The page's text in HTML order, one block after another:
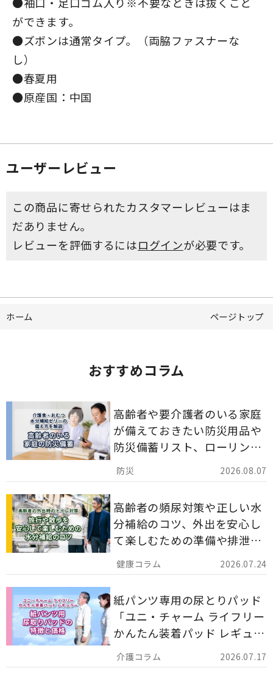
ができます。
●ズボンは通常タイプ。（両脇ファスナーな
し）
●春夏用
●原産国：中国
ユーザーレビュー
この商品に寄せられたカスタマーレビューはま
だありません。
レビューを評価するにはログインが必要です。
ホーム ページトップ
おすすめコラム
2026.08.07
高齢者や要介護者のいる家庭
が備えておきたい防災用品や
防災備蓄リスト、ローリング
ストックのポイントについて
解説します。
2026.07.24
高齢者の頻尿対策や正しい水
分補給のコツ、外出を安心し
て楽しむための準備や排泄ケ
ア用品の選び方を解説しま
す。
2026.07.17
紙パンツ専用の尿とりパッド
「ユニ・チャーム ライフリー
かんたん装着パッド レギュラ
ー 計162枚」について解説し
ます。